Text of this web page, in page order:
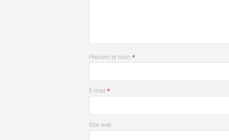
Prénom et nom*
E-mail*
Site web